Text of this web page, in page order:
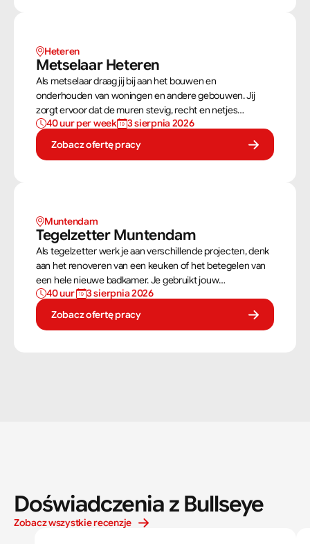
Heteren
Metselaar Heteren
Als metselaar draag jij bij aan het bouwen en
onderhouden van woningen en andere gebouwen. Jij
zorgt ervoor dat de muren stevig, recht en netjes
opgebouwd worden. Aan de hand van een bouwtekening
weet jij precies hoe een muur gebouwd moet worden. Als
metselaar kan je alleen werken of in een team je steentje
40 uur per week
3 sierpnia 2026
Zobacz ofertę pracy
Muntendam
Tegelzetter Muntendam
Als tegelzetter werk je aan verschillende projecten, denk
aan het renoveren van een keuken of het betegelen van
een hele nieuwe badkamer. Je gebruikt jouw
vaardigheden om tegels perfect te plaatsen. Als
tegelzetter ben je voortdurend bezig met diverse taken.
40 uur
3 sierpnia 2026
Zobacz ofertę pracy
Doświadczenia z Bullseye
Zobacz wszystkie recenzje